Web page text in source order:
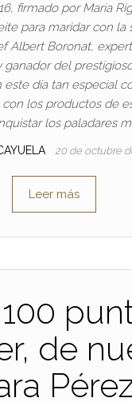
firmado por Maria
para maridar con la
Albert Boronat,
ganador del
este día tan especial
los productos de
los paladares
20 de octubre
Leer más
de